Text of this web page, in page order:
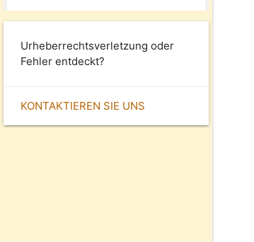
Urheberrechtsverletzung oder
Fehler entdeckt?
KONTAKTIEREN SIE UNS